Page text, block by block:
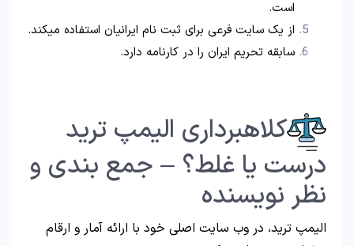
است.
از یک سایت فرعی برای ثبت نام ایرانیان استفاده میکند.
سابقه تحریم ایران را در کارنامه دارد.
کلاهبرداری الیمپ ترید
درست یا غلط؟ – جمع بندی و
نظر نویسنده
الیمپ ترید، در وب سایت اصلی خود با ارائه آمار و ارقام